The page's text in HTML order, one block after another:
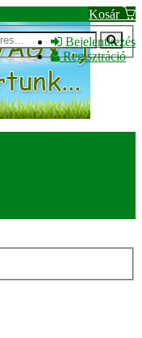
Kosár
Bejelentkezés
Regisztráció